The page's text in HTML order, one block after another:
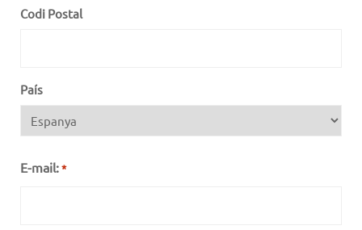
Codi Postal
País
E-mail:*